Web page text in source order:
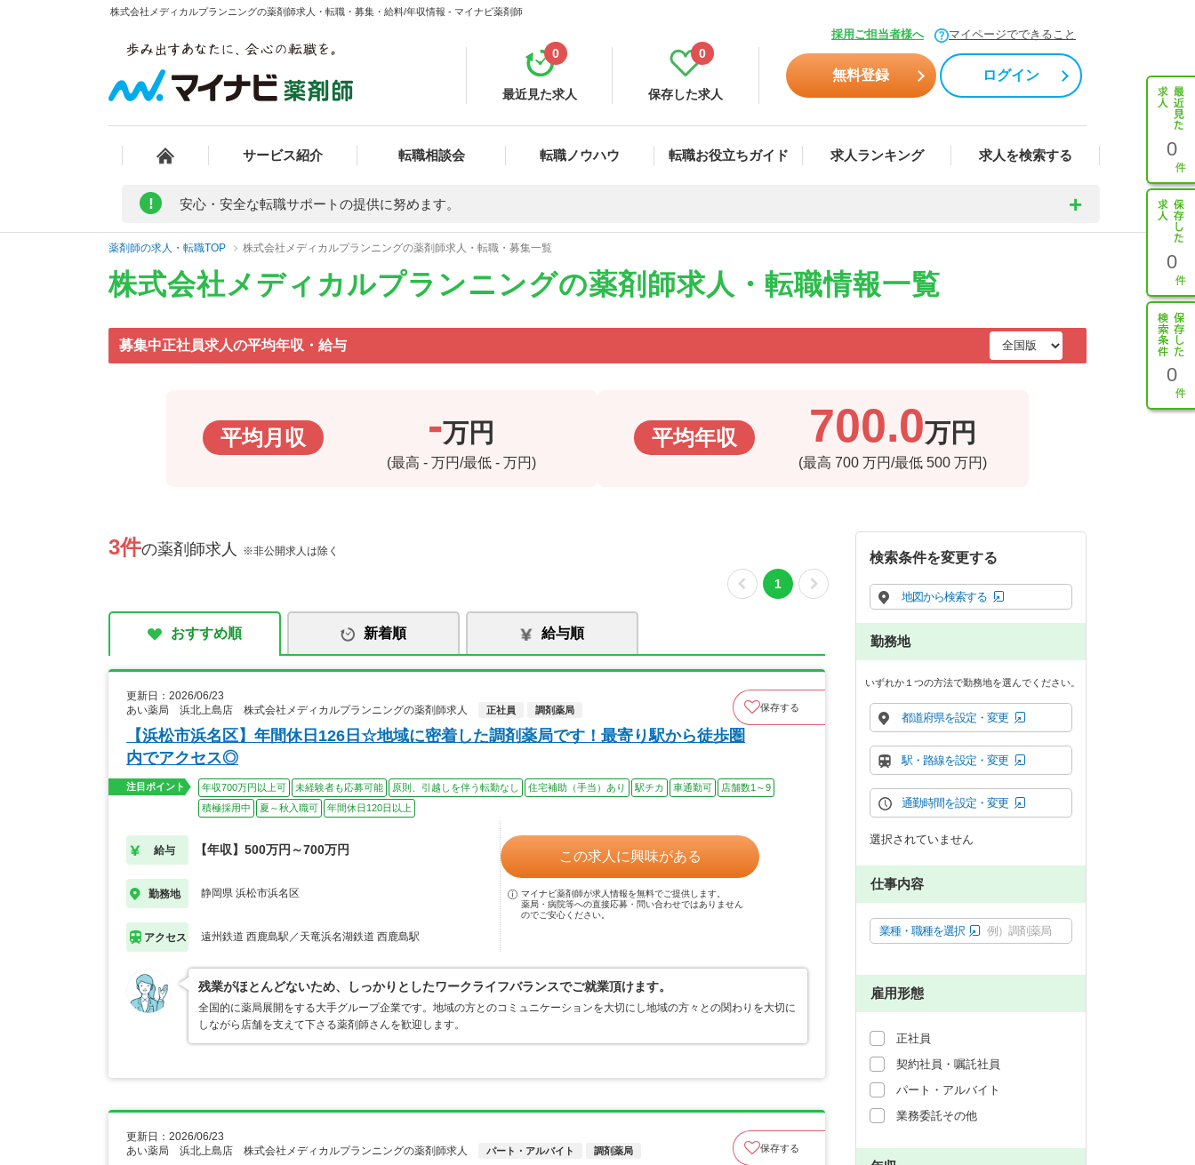
株式会社メディカルプランニングの薬剤師求人・転職・募集・給料/年収情報 - マイナビ薬剤師
採用ご担当者様へ マイページでできること
最近見た求人
0
保存した求人
0
無料登録 ログイン
サービス紹介 転職相談会 転職ノウハウ 転職お役立ちガイド 求人ランキング 求人を検索する 0
0
0
! 安心・安全な転職サポートの提供に努めます。
薬剤師の求人・転職TOP 株式会社メディカルプランニングの薬剤師求人・転職・募集一覧
株式会社メディカルプランニングの薬剤師求人・転職情報一覧
募集中正社員求人の平均年収・給与
平均月収 -万円
(最高 - 万円/最低 - 万円)
平均年収 700.0万円
(最高 700 万円/最低 500 万円)
3件の薬剤師求人 ※非公開求人は除く
1
おすすめ順 新着順 給与順
更新日：2026/06/23
あい薬局 浜北上島店 株式会社メディカルプランニングの薬剤師求人
正社員 調剤薬局 保存する
【浜松市浜名区】年間休日126日☆地域に密着した調剤薬局です！最寄り駅から徒歩圏
内でアクセス◎
注目ポイント 年収700万円以上可 未経験者も応募可能 原則、引越しを伴う転勤なし 住宅補助（手当）あり 駅チカ 車通勤可
店舗数1～9
積極採用中
夏～秋入職可 年間休日120日以上
給与 【年収】500万円～700万円
勤務地 静岡県 浜松市浜名区
アクセス 遠州鉄道 西鹿島駅／天竜浜名湖鉄道 西鹿島駅
この求人に興味がある
マイナビ薬剤師が求人情報を無料でご提供します。
薬局・病院等への直接応募・問い合わせではありません
のでご安心ください。
残業がほとんどないため、しっかりとしたワークライフバランスでご就業頂けます。
全国的に薬局展開をする大手グループ企業です。地域の方とのコミュニケーションを大切にし地域の方々との関わりを大切に
しながら店舗を支えて下さる薬剤師さんを歓迎します。
更新日：2026/06/23
あい薬局 浜北上島店 株式会社メディカルプランニングの薬剤師求人
パート・アルバイト 調剤薬局 保存する
検索条件を変更する
地図から検索する
勤務地
いずれか１つの方法で勤務地を選んでください。
都道府県を設定・変更
駅・路線を設定・変更
通勤時間を設定・変更
選択されていません
仕事内容
業種・職種を選択 例）調剤薬局
雇用形態
正社員
契約社員・嘱託社員
パート・アルバイト
業務委託その他